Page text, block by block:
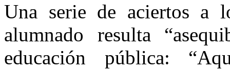
Una serie de aciertos a
alumnado resulta
educación pública: